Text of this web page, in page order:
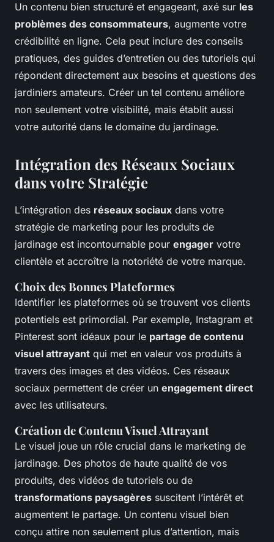
Un contenu bien structuré et engageant, axé sur les
problèmes des consommateurs, augmente votre
crédibilité en ligne. Cela peut inclure des conseils
pratiques, des guides d’entretien ou des tutoriels qui
répondent directement aux besoins et questions des
jardiniers amateurs. Créer un tel contenu améliore
non seulement votre visibilité, mais établit aussi
votre autorité dans le domaine du jardinage.
Intégration des Réseaux Sociaux
dans votre Stratégie
L’intégration des réseaux sociaux dans votre
stratégie de marketing pour les produits de
jardinage est incontournable pour engager votre
clientèle et accroître la notoriété de votre marque.
Choix des Bonnes Plateformes
Identifier les plateformes où se trouvent vos clients
potentiels est primordial. Par exemple, Instagram et
Pinterest sont idéaux pour le partage de contenu
visuel attrayant qui met en valeur vos produits à
travers des images et des vidéos. Ces réseaux
sociaux permettent de créer un engagement direct
avec les utilisateurs.
Création de Contenu Visuel Attrayant
Le visuel joue un rôle crucial dans le marketing de
jardinage. Des photos de haute qualité de vos
produits, des vidéos de tutoriels ou de
transformations paysagères suscitent l’intérêt et
augmentent le partage. Un contenu visuel bien
conçu attire non seulement plus d’attention, mais